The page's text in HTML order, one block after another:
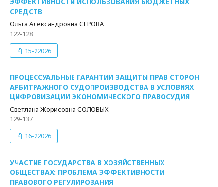
СРЕДСТВ
Ольга Александровна СЕРОВА
122-128
15-22026
ПРОЦЕССУАЛЬНЫЕ ГАРАНТИИ ЗАЩИТЫ ПРАВ СТОРОН
АРБИТРАЖНОГО СУДОПРОИЗВОДСТВА В УСЛОВИЯХ
ЦИФРОВИЗАЦИИ ЭКОНОМИЧЕСКОГО ПРАВОСУДИЯ
Светлана Жорисовна СОЛОВЫХ
129-137
16-22026
УЧАСТИЕ ГОСУДАРСТВА В ХОЗЯЙСТВЕННЫХ
ОБЩЕСТВАХ: ПРОБЛЕМА ЭФФЕКТИВНОСТИ
ПРАВОВОГО РЕГУЛИРОВАНИЯ